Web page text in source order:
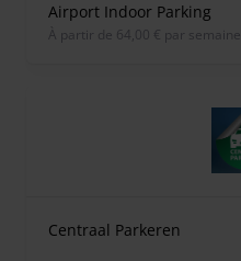
Airport Indoor Parking
À partir de 64,00 € par semaine
Centraal Parkeren